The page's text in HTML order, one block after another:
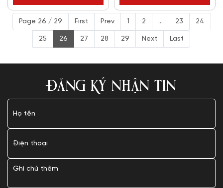
Page 26 / 29 First Prev 1 2 ... 23 24
25 26 27 28 29 Next Last
ĐĂNG KÝ NHẬN TIN